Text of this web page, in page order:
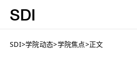
SDI
SDI>学院动态>学院焦点>正文